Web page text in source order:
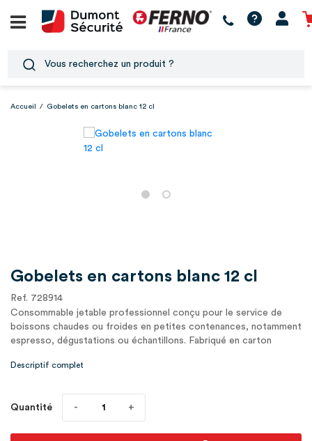
Accueil / Gobelets en cartons blanc 12 cl
Gobelets en cartons blanc 12 cl
Ref. 728914
Consommable jetable professionnel conçu pour le service de
boissons chaudes ou froides en petites contenances, notamment
espresso, dégustations ou échantillons. Fabriqué en carton
Descriptif complet
Quantité